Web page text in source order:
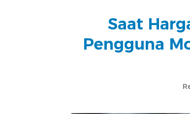
Saat
Pengguna